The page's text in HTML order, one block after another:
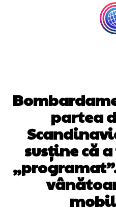
partea
susține că